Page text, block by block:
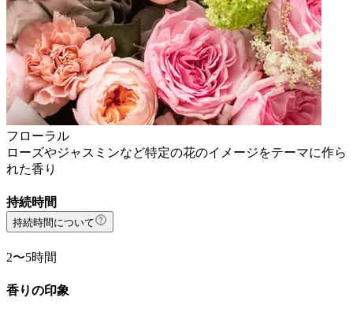
フローラル
ローズやジャスミンなど特定の花のイメージをテーマに作ら
れた香り
持続時間
持続時間について
2〜5時間
香りの印象